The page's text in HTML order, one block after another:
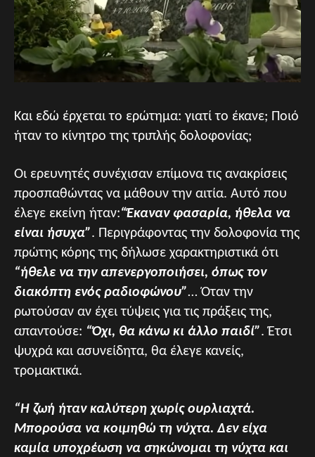
Και εδώ έρχεται το ερώτημα: γιατί το έκανε; Ποιό
ήταν το κίνητρο της τριπλής δολοφονίας;
Οι ερευνητές συνέχισαν επίμονα τις ανακρίσεις
προσπαθώντας να μάθουν την αιτία. Αυτό που
έλεγε εκείνη ήταν:“Έκαναν φασαρία, ήθελα να
είναι ήσυχα”. Περιγράφοντας την δολοφονία της
πρώτης κόρης της δήλωσε χαρακτηριστικά ότι
“ήθελε να την απενεργοποιήσει, όπως τον
διακόπτη ενός ραδιοφώνου”… Όταν την
ρωτούσαν αν έχει τύψεις για τις πράξεις της,
απαντούσε: “Όχι, θα κάνω κι άλλο παιδί”. Έτσι
ψυχρά και ασυνείδητα, θα έλεγε κανείς,
τρομακτικά.
“Η ζωή ήταν καλύτερη χωρίς ουρλιαχτά.
Μπορούσα να κοιμηθώ τη νύχτα. Δεν είχα
καμία υποχρέωση να σηκώνομαι τη νύχτα και